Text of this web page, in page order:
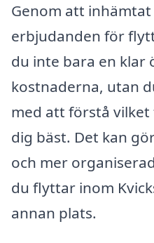
Genom att
erbjudanden för
du inte bara en klar
kostnaderna, utan
med att förstå
dig bäst. Det kan
och mer
du flyttar inom
annan plats.